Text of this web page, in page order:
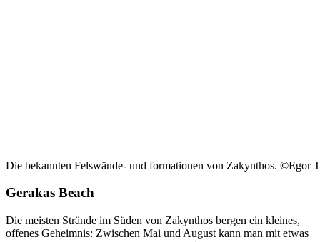
Die bekannten Felswände- und formationen von Zakynthos. ©Egor
Gerakas Beach
Die meisten Strände im Süden von Zakynthos bergen ein kleines,
offenes Geheimnis: Zwischen Mai und August kann man mit etwas